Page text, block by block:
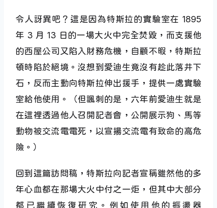
令人訝異吧？這是因為特斯拉的實驗室在 1895
年 3 月 13 日的一場大火中完全焚毀，而支援他
的西屋公司又陷入財務危機，自顧不暇，特斯拉
頓時陷於絕境。沒想到愛迪生竟沒有趁此落井下
石，反而主動向特斯拉伸出援手，提供一處實驗
室給他使用。（但諷刺的是，六年前愛迪生就是
在這裡透過他人召開記者會，公開展示狗、馬等
動物被交流電電死，以宣揚交流電有致命的高危
險。）
回到這篇訪問稿，特斯拉向記者宣稱雖然他的多
年心血都在那場大火中付之一炬，但其中大部分
都已繼續恢復研究。例如使用他的振盪器